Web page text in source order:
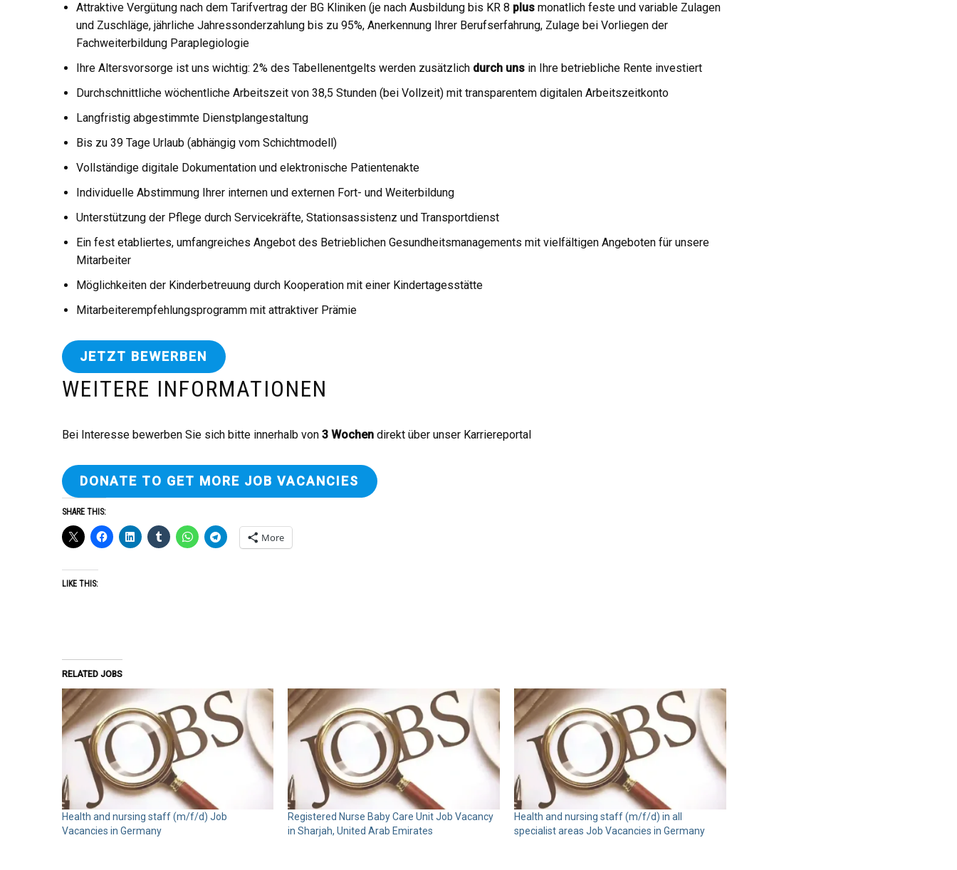
Attraktive Vergütung nach dem Tarifvertrag der BG Kliniken (je nach Ausbildung bis KR 8 plusmonatlich feste und variable Zulagen
und Zuschläge, jährliche Jahressonderzahlung bis zu 95%, Anerkennung Ihrer Berufserfahrung, Zulage bei Vorliegen der
Fachweiterbildung Paraplegiologie
Ihre Altersvorsorge ist uns wichtig: 2% des Tabellenentgelts werden zusätzlich durch unsin Ihre betriebliche Rente investiert
Durchschnittliche wöchentliche Arbeitszeit von 38,5 Stunden (bei Vollzeit) mit transparentem digitalen Arbeitszeitkonto
Langfristig abgestimmte Dienstplangestaltung
Bis zu 39 Tage Urlaub (abhängig vom Schichtmodell)
Vollständige digitale Dokumentation und elektronische Patientenakte
Individuelle Abstimmung Ihrer internen und externen Fort- und Weiterbildung
Unterstützung der Pflege durch Servicekräfte, Stationsassistenz und Transportdienst
Ein fest etabliertes, umfangreiches Angebot des Betrieblichen Gesundheitsmanagements mit vielfältigen Angeboten für unsere
Mitarbeiter
Möglichkeiten der Kinderbetreuung durch Kooperation mit einer Kindertagesstätte
Mitarbeiterempfehlungsprogramm mit attraktiver Prämie
JETZT BEWERBEN
WEITERE INFORMATIONEN
Bei Interesse bewerben Sie sich bitte innerhalb von 3 Wochen direkt über unser Karriereportal
DONATE TO GET MORE JOB VACANCIES
SHARE THIS:
More
LIKE THIS:
RELATED JOBS
Health and nursing staff (m/f/d) Job
Vacancies in Germany
Registered Nurse Baby Care Unit Job Vacancy
in Sharjah, United Arab Emirates
Health and nursing staff (m/f/d) in all
specialist areas Job Vacancies in Germany